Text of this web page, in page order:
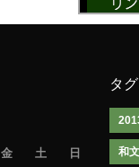
金 土 日
タ
和